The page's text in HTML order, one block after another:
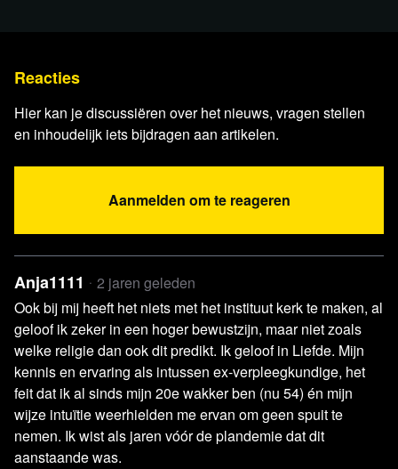
Reacties
Hier kan je discussiëren over het nieuws, vragen stellen
en inhoudelijk iets bijdragen aan artikelen.
Aanmelden om te reageren
Anja1111
2 jaren geleden
Ook bij mij heeft het niets met het instituut kerk te maken, al
geloof ik zeker in een hoger bewustzijn, maar niet zoals
welke religie dan ook dit predikt. Ik geloof in Liefde. Mijn
kennis en ervaring als intussen ex-verpleegkundige, het
feit dat ik al sinds mijn 20e wakker ben (nu 54) én mijn
wijze intuïtie weerhielden me ervan om geen spuit te
nemen. Ik wist als jaren vóór de plandemie dat dit
aanstaande was.